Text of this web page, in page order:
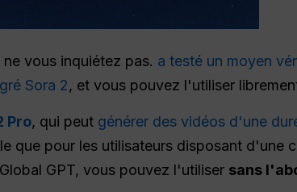
vous inquiétez pas. a testé un moyen
Sora 2, et vous pouvez l'utiliser
Pro, qui peut générer des vidéos d'une
que pour les utilisateurs disposant d'une
GPT, vous pouvez l'utiliser sans